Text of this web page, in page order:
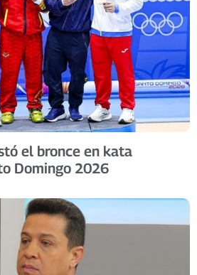
el bronce en kata
Domingo 2026